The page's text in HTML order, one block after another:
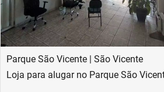
Parque São Vicente | São Vicente
Loja para alugar no Parque São